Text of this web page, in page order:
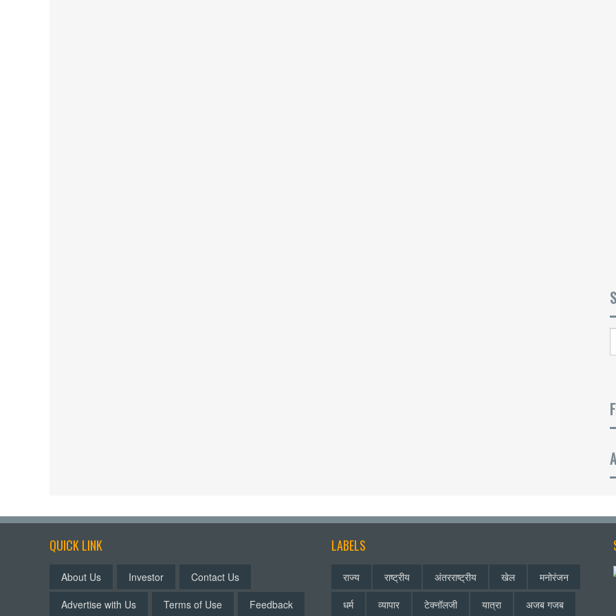
QUICK LINK
About Us Investor
Contact Us
Advertise with Us
Terms of Use Feedback
LABELS
राज्य राष्ट्रीय अंतरराष्ट्रीय खेल
मनोरंजन
धर्म
व्यापार टेक्नॉलजी यात्रा अजब गजब